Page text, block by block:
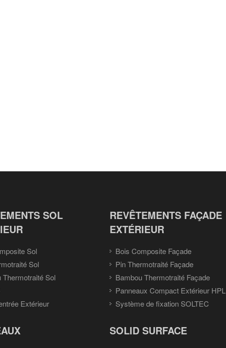
SOL
Sol
Sol
Thermotraité Sol
Extérieur
REVÊTEMENTS FAÇADE
EXTÉRIEUR
Bois Composite Façade
Pin Thermotraité Façade
Bambou Thermotraité Façade
Panneaux Compact Extérieur HPL
Système de fixation SOLTEC
SOLID SURFACE